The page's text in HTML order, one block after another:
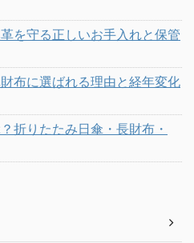
を守る正しいお手入れと保管
布に選ばれる理由と経年変化
折りたたみ日傘・長財布・